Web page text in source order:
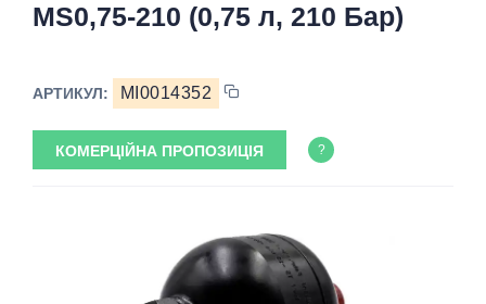
MS0,75-210 (0,75 л, 210 Бар)
АРТИКУЛ: MI0014352
КОМЕРЦІЙНА ПРОПОЗИЦІЯ ?